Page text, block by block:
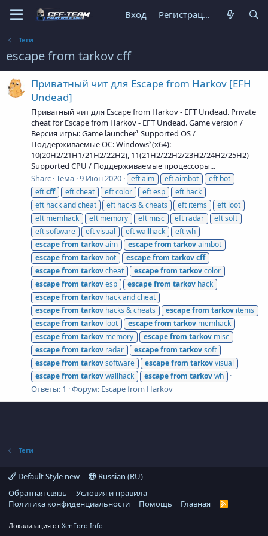
Вход Регистрация
Теги
escape from tarkov cff
Приватный чит для Escape from Harkov [EFH
Undead]
Приватный чит для Escape from Harkov - EFT Undead. Private
cheat for Escape from Harkov - EFT Undead. Game version /
Версия игры: Game launcher¹ Supported OS /
Поддерживаемые ОС: Windows²(x64):
10(20H2/21H1/21H2/22H2), 11(21H2/22H2/23H2/24H2/25H2)
Supported CPU / Поддерживаемые процессоры...
Sharc Тема 9 Июн 2020 eft aim eft aimbot
eft bot
eftcff eft cheat eft color eft esp
eft hack
eft hack and cheat
eft hacks & cheats eft items
eft loot
eft memhack
eft memory eft misc eft radar
eft soft
eft software
eft visual eft wallhack
eft wh
escapefrom tarkovaim escapefrom tarkovaimbot
escapefrom tarkov bot escapefrom tarkovcff
escapefrom tarkovcheat escapefrom tarkovcolor
escapefrom tarkovesp escapefrom tarkov hack
escapefrom tarkov hack and cheat
escapefrom tarkov hacks & cheats escapefrom tarkov items
escapefrom tarkov loot escapefrom tarkov memhack
escapefrom tarkov memory escapefrom tarkov misc
escapefrom tarkov radar escapefrom tarkovsoft
escapefrom tarkovsoftware escapefrom tarkovvisual
escapefrom tarkovwallhack escapefrom tarkovwh
Ответы: 1 Форум: Escape from Harkov
Теги
Default Style new
Russian (RU)
Обратная связь
Условия и правила
Политика конфиденциальности
Помощь Главная
R
Локализация от XenForo.Info